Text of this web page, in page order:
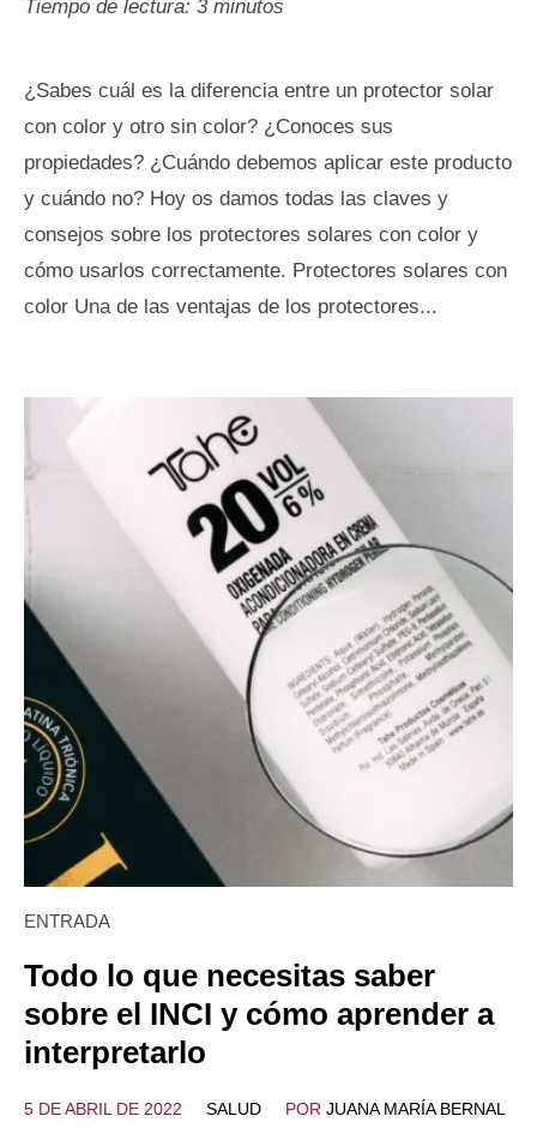
Tiempo de lectura: 3 minutos
¿Sabes cuál es la diferencia entre un protector solar
con color y otro sin color? ¿Conoces sus
propiedades? ¿Cuándo debemos aplicar este producto
y cuándo no? Hoy os damos todas las claves y
consejos sobre los protectores solares con color y
cómo usarlos correctamente. Protectores solares con
color Una de las ventajas de los protectores...
ENTRADA
Todo lo que necesitas saber
sobre el INCI y cómo aprender a
interpretarlo
5 DE ABRIL DE 2022 SALUD POR JUANA MARÍA BERNAL